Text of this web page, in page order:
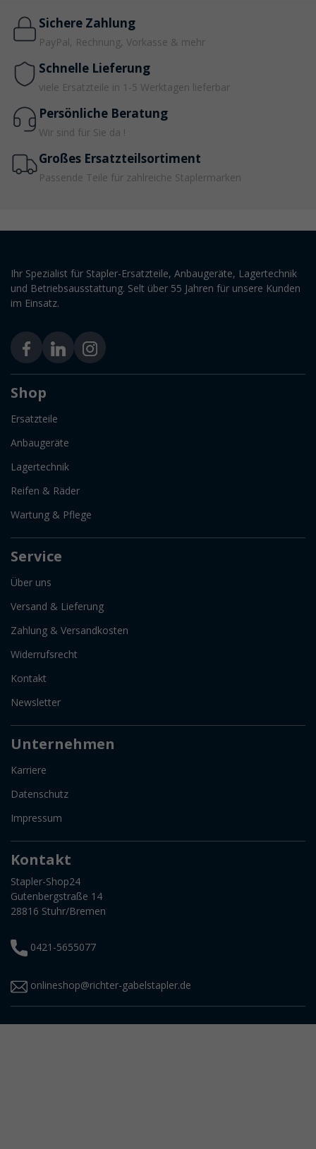
Sichere Zahlung
PayPal, Rechnung, Vorkasse & mehr
Schnelle Lieferung
viele Ersatzteile in 1-5 Werktagen lieferbar
Persönliche Beratung
Wir sind für Sie da !
Großes Ersatzteilsortiment
Passende Teile für zahlreiche Staplermarken
Ihr Spezialist für Stapler-Ersatzteile, Anbaugeräte, Lagertechnik
und Betriebsausstattung. Selt über 55 Jahren für unsere Kunden
im Einsatz.
Shop
Ersatzteile
Anbaugeräte
Lagertechnik
Reifen & Räder
Wartung & Pflege
Service
Über uns
Versand & Lieferung
Zahlung & Versandkosten
Widerrufsrecht
Kontakt
Newsletter
Unternehmen
Karriere
Datenschutz
Impressum
Kontakt
Stapler-Shop24
Gutenbergstraße 14
28816 Stuhr/Bremen
0421-5655077
onlineshop@richter-gabelstapler.de